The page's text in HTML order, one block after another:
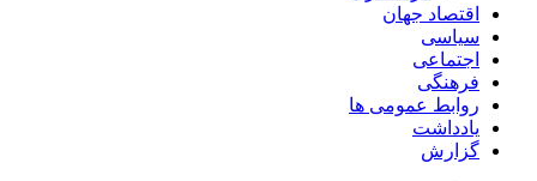
اقتصاد جهان
سیاسی
اجتماعی
فرهنگی
روابط عمومی ها
یادداشت
گزارش